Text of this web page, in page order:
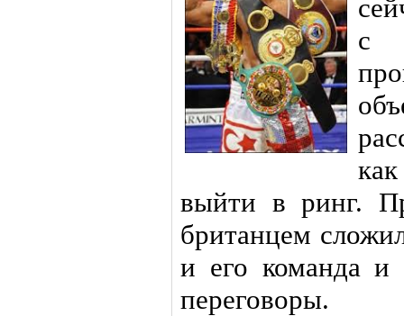
с
выйти в ринг.
британцем
и его команда и
переговоры.